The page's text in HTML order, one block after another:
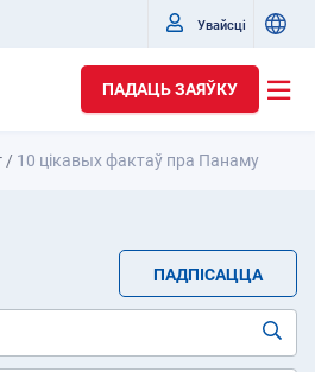
Увайсці
ПАДАЦЬ ЗАЯЎКУ
/ 10 цікавых фактаў пра Панаму
ПАДПІСАЦЦА